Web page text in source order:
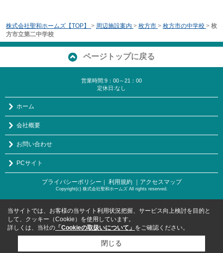
株式会社聖和ホームズ【TOP】 > 周辺施設案内 > 枚方市 > 枚方市の中学校 > 枚
方市立第二中学校
ページトップに戻る
営業時間:9：00～21：00
定休日:なし
ホーム
会社概要
お問い合わせ
PCサイト
プライバシーポリシー ｜ 利用規約 ｜アクセスマップ
Copyright(c) 株式会社聖和ホームズ All rights reserved.
当サイトでは、お客様の当サイト利用状況把握、サービス向上検討を目的と
して、クッキー（Cookie）を使用しています。
詳しくは、当社の 「Cookieの取扱いについて」 をご確認ください。
閉じる